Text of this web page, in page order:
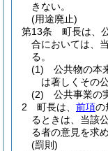
きない。
(用途廃止)
第13条
町長は、
合においては、
る。
(1)
公共物の本
は著しくその
(2)
公共事業の
2
町長は、 前項の
るときは、当該
る者の意見を求
(罰則)